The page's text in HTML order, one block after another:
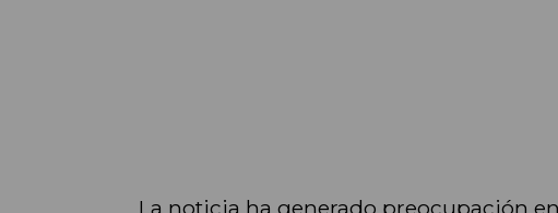
La noticia ha generado preocupación